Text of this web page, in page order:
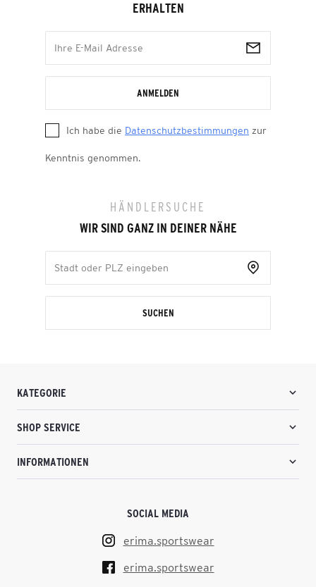
ERHALTEN
ANMELDEN
Ich habe die Datenschutzbestimmungen zur
Kenntnis genommen.
HÄNDLERSUCHE
WIR SIND GANZ IN DEINER NÄHE
SUCHEN
KATEGORIE
SHOP SERVICE
INFORMATIONEN
SOCIAL MEDIA
erima.sportswear
erima.sportswear